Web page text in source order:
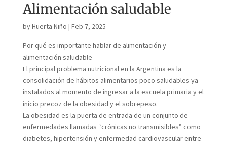
Alimentación saludable
byHuerta Niño | Feb 7, 2025
Por qué es importante hablar de alimentación y
alimentación saludable
El principal problema nutricional en la Argentina es la
consolidación de hábitos alimentarios poco saludables ya
instalados al momento de ingresar a la escuela primaria y el
inicio precoz de la obesidad y el sobrepeso.
La obesidad es la puerta de entrada de un conjunto de
enfermedades llamadas “crónicas no transmisibles” como
diabetes, hipertensión y enfermedad cardiovascular entre